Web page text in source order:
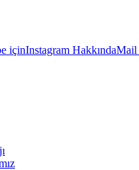
içinInstagram HakkındaMail